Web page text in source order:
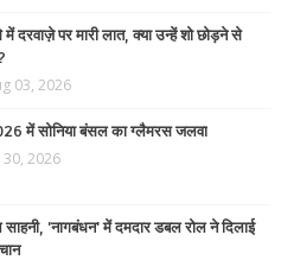
दरवाज़े पर मारी लात, क्या उन्हें शो छोड़ने से
03, 2026
में सोनिया बंसल का ग्लैमरस जलवा
30, 2026
'नागबंधन' में दमदार डबल रोल ने दिलाई